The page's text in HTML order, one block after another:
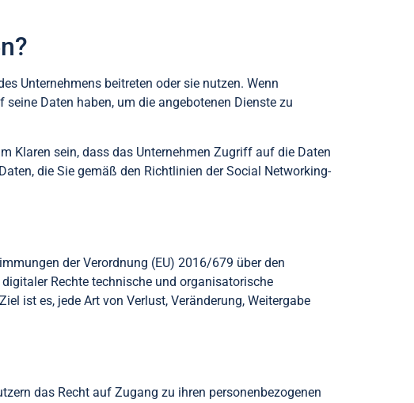
Unternehmens beitreten oder sie nutzen. Wenn
Daten haben, um die angebotenen Dienste zu
Klaren sein, dass das Unternehmen Zugriff auf die Daten
die Sie gemäß den Richtlinien der Social Networking-
der Verordnung (EU) 2016/679 über den
Rechte technische und organisatorische
ist es, jede Art von Verlust, Veränderung, Weitergabe
das Recht auf Zugang zu ihren personenbezogenen